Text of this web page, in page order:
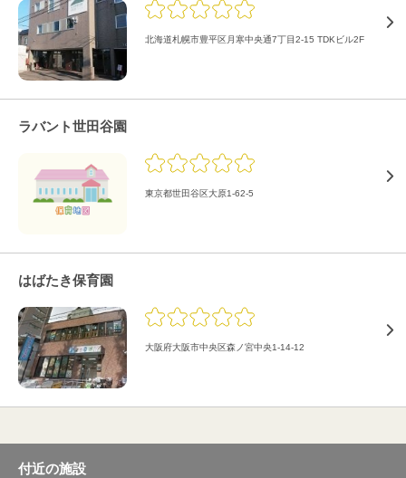
北海道札幌市豊平区月寒中央通7丁目2-15 TDKビル2F
ラバント世田谷園
東京都世田谷区大原1-62-5
はばたき保育園
大阪府大阪市中央区森ノ宮中央1-14-12
付近の施設